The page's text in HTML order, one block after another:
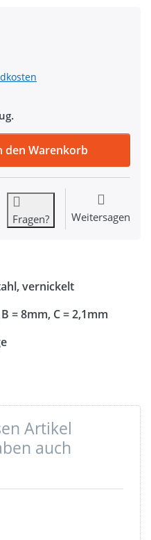
geschweißt aus Stahl,
den Warenkorb
Fragen? Weitersagen
vernickelt
= 8mm, C = 2,1mm
Artikel
auch